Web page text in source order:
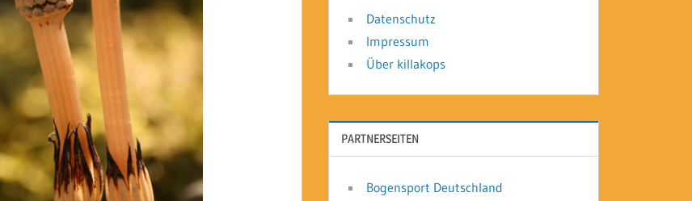
Datenschutz
Impressum
Über killakops
PARTNERSEITEN
Bogensport Deutschland